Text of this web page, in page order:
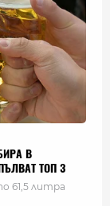
В
ТОП 3
61,5 литра